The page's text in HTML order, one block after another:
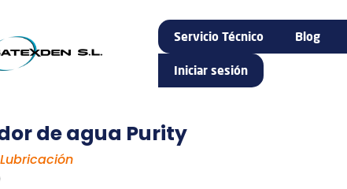
Servicio Técnico Blog
Iniciar sesión
de agua Purity